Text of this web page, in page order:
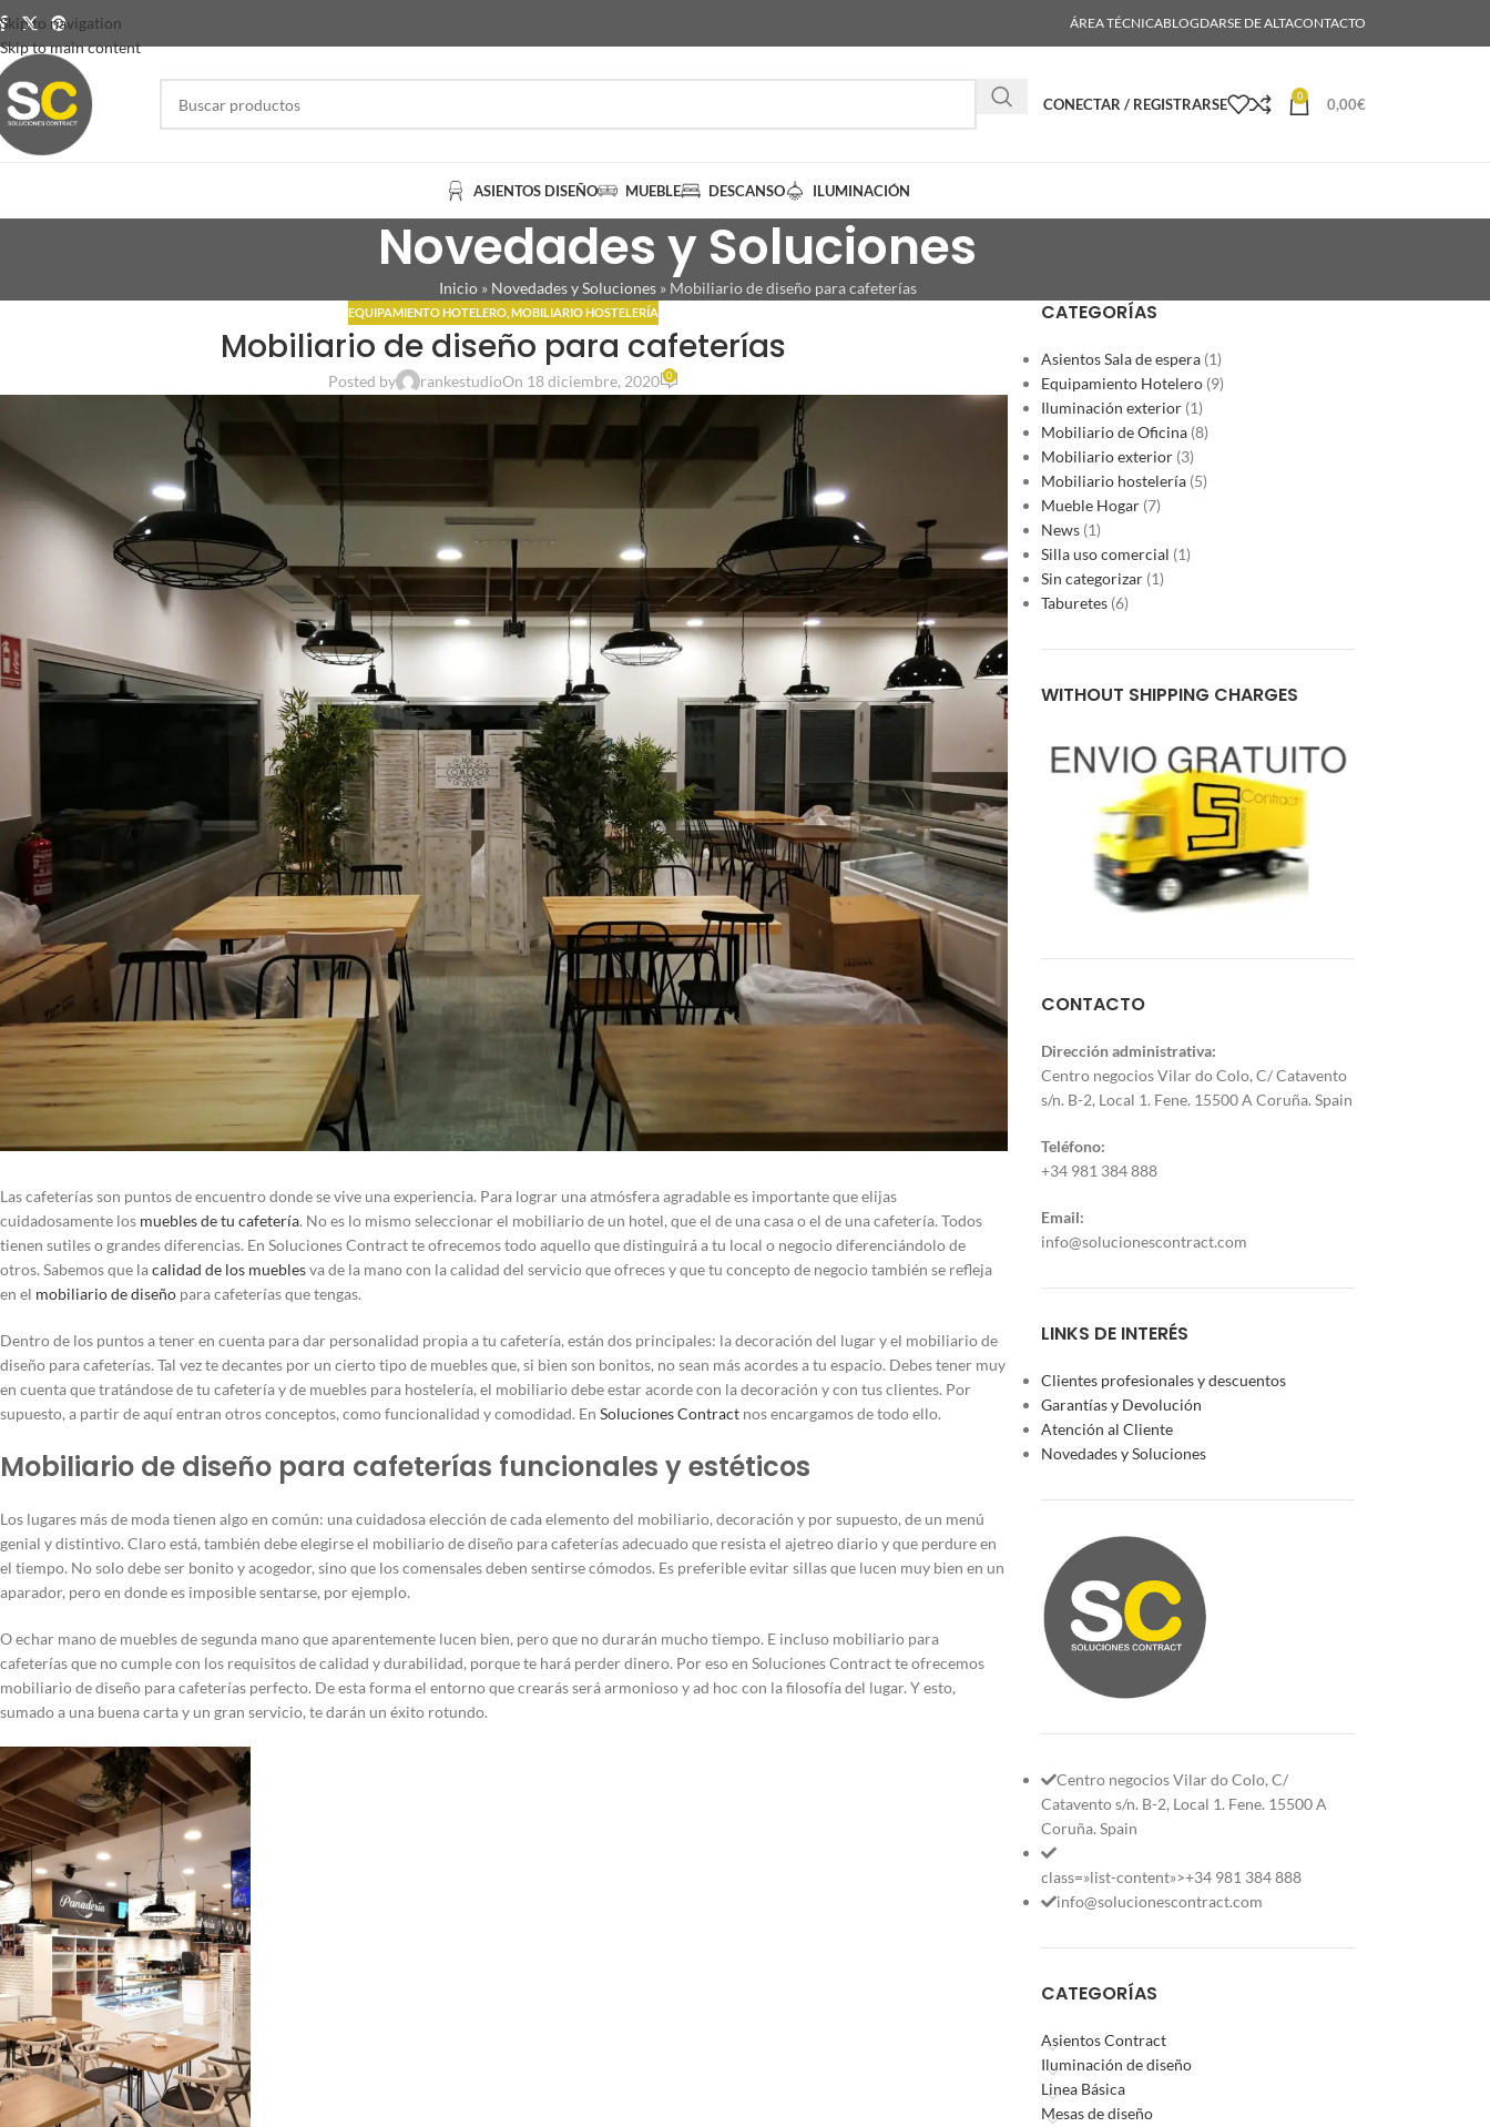
Skip to navigation
Skip to main content
ÁREA TÉCNICABLOGDARSE DE ALTACONTACTO
CONECTAR / REGISTRARSE 0 0,00€
ASIENTOS DISEÑO MUEBLE DESCANSO ILUMINACIÓN
Novedades y Soluciones
Inicio» Novedades y Soluciones» Mobiliario de diseño para cafeterías
EQUIPAMIENTO HOTELERO ,MOBILIARIO HOSTELERÍA
Mobiliario de diseño para cafeterías
Posted by rankestudioOn 18 diciembre, 2020 0
Las cafeterías son puntos de encuentro donde se vive una experiencia. Para lograr una atmósfera agradable es importante que elijas
cuidadosamente los muebles de tu cafetería. No es lo mismo seleccionar el mobiliario de un hotel, que el de una casa o el de una cafetería. Todos
tienen sutiles o grandes diferencias. En Soluciones Contract te ofrecemos todo aquello que distinguirá a tu local o negocio diferenciándolo de
otros. Sabemos que lacalidad de los mueblesva de la mano con la calidad del servicio que ofreces y que tu concepto de negocio también se refleja
en el mobiliario de diseño para cafeterías que tengas.
Dentro de los puntos a tener en cuenta para dar personalidad propia a tu cafetería, están dos principales: la decoración del lugar y el mobiliario de
diseño para cafeterías. Tal vez te decantes por un cierto tipo de muebles que, si bien son bonitos, no sean más acordes a tu espacio. Debes tener muy
en cuenta que tratándose de tu cafetería y de muebles para hostelería, el mobiliario debe estar acorde con la decoración y con tus clientes. Por
supuesto, a partir de aquí entran otros conceptos, como funcionalidad y comodidad. En Soluciones Contract nos encargamos de todo ello.
Mobiliario de diseño para cafeterías funcionales y estéticos
Los lugares más de moda tienen algo en común: una cuidadosa elección de cada elemento del mobiliario, decoración y por supuesto, de un menú
genial y distintivo. Claro está, también debe elegirse el mobiliario de diseño para cafeterías adecuado que resista el ajetreo diario y que perdure en
el tiempo. No solo debe ser bonito y acogedor, sino que los comensales deben sentirse cómodos. Es preferible evitar sillas que lucen muy bien en un
aparador, pero en donde es imposible sentarse, por ejemplo.
O echar mano de muebles de segunda mano que aparentemente lucen bien, pero que no durarán mucho tiempo. E incluso mobiliario para
cafeterías que no cumple con los requisitos de calidad y durabilidad, porque te hará perder dinero. Por eso en Soluciones Contract te ofrecemos
mobiliario de diseño para cafeterías perfecto. De esta forma el entorno que crearás será armonioso y ad hoc con la filosofía del lugar. Y esto,
sumado a una buena carta y un gran servicio, te darán un éxito rotundo.
CATEGORÍAS
Asientos Sala de espera(1)
Equipamiento Hotelero(9)
Iluminación exterior(1)
Mobiliario de Oficina(8)
Mobiliario exterior(3)
Mobiliario hostelería(5)
Mueble Hogar(7)
News(1)
Silla uso comercial (1)
Sin categorizar(1)
Taburetes(6)
WITHOUT SHIPPING CHARGES
CONTACTO
Dirección administrativa:
Centro negocios Vilar do Colo, C/ Catavento
s/n. B-2, Local 1. Fene. 15500 A Coruña. Spain
Teléfono:
+34 981 384 888
Email:
info@solucionescontract.com
LINKS DE INTERÉS
Clientes profesionales y descuentos
Garantías y Devolución
Atención al Cliente
Novedades y Soluciones
Centro negocios Vilar do Colo, C/
Catavento s/n. B-2, Local 1. Fene. 15500 A
Coruña. Spain
class=»list-content»>+34 981 384 888
info@solucionescontract.com
CATEGORÍAS
Asientos Contract
Iluminación de diseño
Linea Básica
Mesas de diseño